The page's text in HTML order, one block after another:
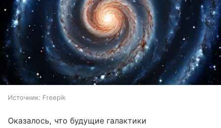
Источник: Freepik
Оказалось, что будущие галактики